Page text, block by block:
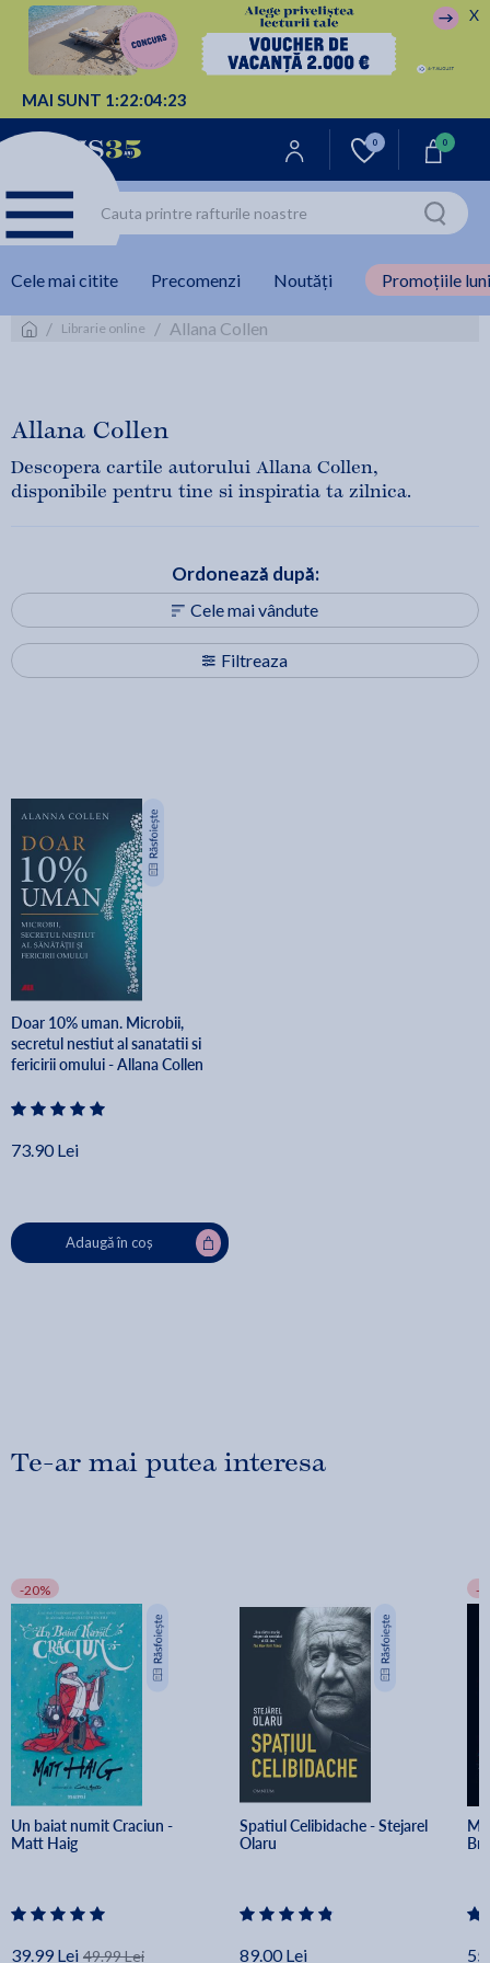
MAI SUNT 1:22:04:23
X
0 0
Cele mai citite Precomenzi Noutăți Promoțiile
/ Librarie online / Allana Collen
Allana Collen
Descopera cartile autorului Allana Collen,
disponibile pentru tine si inspiratia ta zilnica.
Filtreaza
Ordonează după:
Cele mai vândute
Doar 10% uman. Microbii,
secretul nestiut al sanatatii si
fericirii omului - Allana Collen
73.90 Lei
Adaugă în coș
Te-ar mai putea interesa
-20%
Un baiat numit Craciun -
Matt Haig
39.99 Lei 49.99 Lei
Spatiul Celibidache - Stejarel
Olaru
89.00 Lei
-